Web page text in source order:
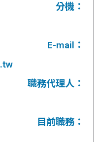
分機：
E-mail：
職務代理人：
目前職務：